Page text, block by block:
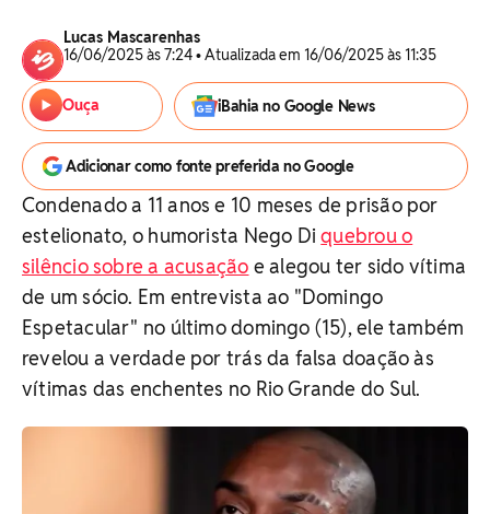
Lucas Mascarenhas
16/06/2025 às 7:24 • Atualizada em 16/06/2025 às 11:35
Ouça iBahia no Google News
Adicionar como fonte preferida no Google
Condenado a 11 anos e 10 meses de prisão por
estelionato, o humorista Nego Diquebrou o
silêncio sobre a acusação e alegou ter sido vítima
de um sócio. Em entrevista ao "Domingo
Espetacular" no último domingo (15), ele também
revelou a verdade por trás da falsa doação às
vítimas das enchentes no Rio Grande do Sul.